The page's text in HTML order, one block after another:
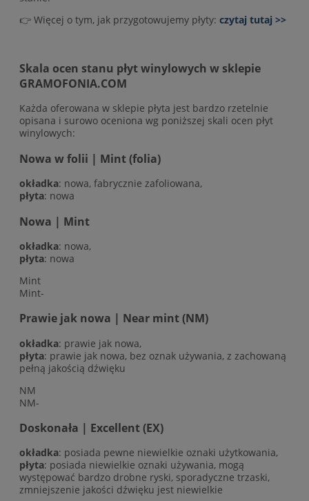
👉 Więcej o tym, jak przygotowujemy płyty: czytaj tutaj >>
Skala ocen stanu płyt winylowych w sklepie
GRAMOFONIA.COM
Każda oferowana w sklepie płyta jest bardzo rzetelnie
opisana i surowo oceniona wg poniższej skali ocen płyt
winylowych:
Nowa w folii | Mint (folia)
okładka: nowa, fabrycznie zafoliowana,
płyta: nowa
Nowa | Mint
okładka: nowa,
płyta: nowa
Mint
Mint-
Prawie jak nowa | Near mint (NM)
okładka: prawie jak nowa,
płyta: prawie jak nowa, bez oznak używania, z zachowaną
pełną jakością dźwięku
NM
NM-
Doskonała | Excellent (EX)
okładka: posiada pewne niewielkie oznaki użytkowania,
płyta: posiada niewielkie oznaki używania, mogą
występować bardzo drobne ryski, sporadyczne trzaski,
zmniejszenie jakości dźwięku jest niewielkie